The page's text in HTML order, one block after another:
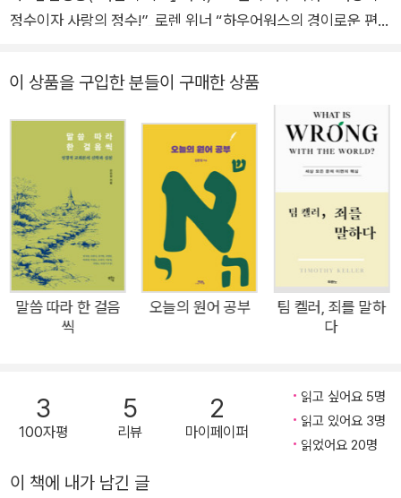
정수이자 사랑의 정수!”_로렌 위너 “하우어워스의 경이로운 편지
그리스도인이 바른 삶을 살기 위해 갖춰야 하는 덕목을 소개하고
얼과 조 베일리 웰스 부부의 아들 로리의 대부가 되어 주기로 하
고, 매해 로리의 세례 기념일을 맞아 편지를 보낸다. 그는 그리스
도인으로 사는 데 중요한 덕(Virtue) 열네 가지를 매년 한 가지씩
다루면서 각각의 덕이 어떻게 바른 성품을 형성하도록 돕는지 설
명한다. 자비로 시작한 첫 번째 편지는 진실함, 우정, 인내, 소망,
정의, 용기, 기쁨, 단순함, 한결같음, 겸손(과 유 머), 절제, 너그러
움, 믿음으로 이어진다. 그리고 마지막 장, 성품에서 스탠리는 성
품이 좋은 삶에 얼마나 중요한지 이야기한다. 신학자로서 가르쳤
던 내용을 대부로서 실천하다! 신학자이자 윤리학자인 스탠리는
개념어에 기대 어렵게 쓰는 대신, 로리와 함께한 추억 혹은 자신
의 경험과 내적 한계 등을 예로 들면서 자신의 사상을 최대한 쉽
하는 편지에서는 “농구를 배우는 것은 덕을 습득하는 멋진 방법
이 상품을 구입한 분들이 구매한 상품
말씀 따라 한 걸음
씩
오늘의 원어 공부
팀 켈러, 죄를 말하
다
3
100자평
5
리뷰
2
마이페이퍼
읽고 싶어요 5명
읽고 있어요 3명
읽었어요 20명
이 책에 내가 남긴 글